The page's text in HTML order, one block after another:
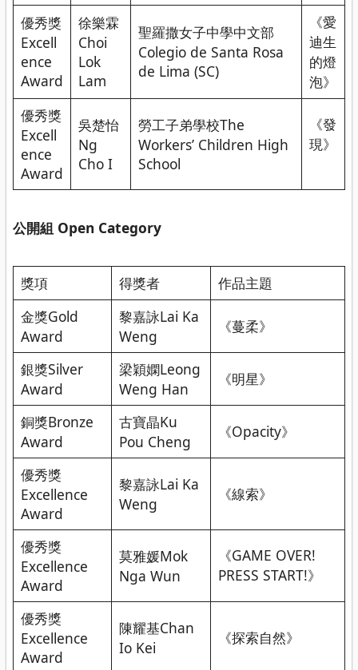
優秀獎
Excell
ence
Award
徐樂霖
Choi
Lok
Lam
聖羅撒女子中學中文部
Colegio de Santa Rosa
de Lima (SC)
《愛
迪生
的燈
泡》
優秀獎
Excell
ence
Award
吳楚怡
Ng
Cho I
勞工子弟學校The
Workers’ Children High
School
《發
現》
公開組 Open Category
獎項 得獎者
作品主題
金獎Gold
Award
黎嘉詠Lai Ka
Weng
《蔓柔》
銀獎Silver
Award
梁穎嫻Leong
Weng Han
《明星》
銅獎Bronze
Award
古寶晶Ku
Pou Cheng
《Opacity》
優秀獎
Excellence
Award
黎嘉詠Lai Ka
Weng
《線索》
優秀獎
Excellence
Award
莫雅媛Mok
Nga Wun
《GAME OVER!
PRESS START!》
優秀獎
Excellence
Award
陳耀基Chan
Io Kei
《探索自然》